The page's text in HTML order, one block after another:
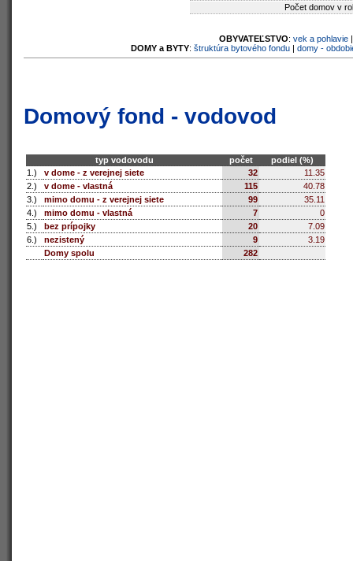
Počet domov v
OBYVATEĽSTVO: vek a pohlavie
DOMY a BYTY: štruktúra bytového fondu| domy -
Domový fond - vodovod
typ vodovodu počet
podiel (%)
1.)
v dome - z verejnej siete 32
11.35
2.)
v dome - vlastná 115
40.78
3.)
mimo domu - z verejnej siete 99
35.11
4.)
mimo domu - vlastná 7
0
5.)
bez prípojky 20
7.09
6.)
nezistený 9
3.19
Domy spolu
282